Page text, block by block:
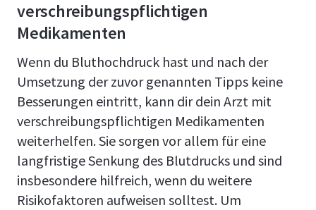
verschreibungspflichtigen
Medikamenten
Wenn du Bluthochdruck hast und nach der
Umsetzung der zuvor genannten Tipps keine
Besserungen eintritt, kann dir dein Arzt mit
verschreibungspflichtigen Medikamenten
weiterhelfen. Sie sorgen vor allem für eine
langfristige Senkung des Blutdrucks und sind
insbesondere hilfreich, wenn du weitere
Risikofaktoren aufweisen solltest. Um